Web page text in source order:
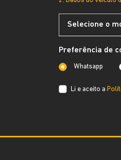
Preferência de
Whatsapp
Li e aceito a